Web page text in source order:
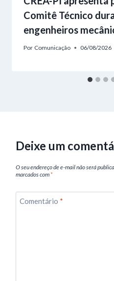
Comitê Técnico
engenheiros
Por Comunicação 06/08/2026
Deixe um
O seu endereço de e-mail não será
marcados com *
Comentário *